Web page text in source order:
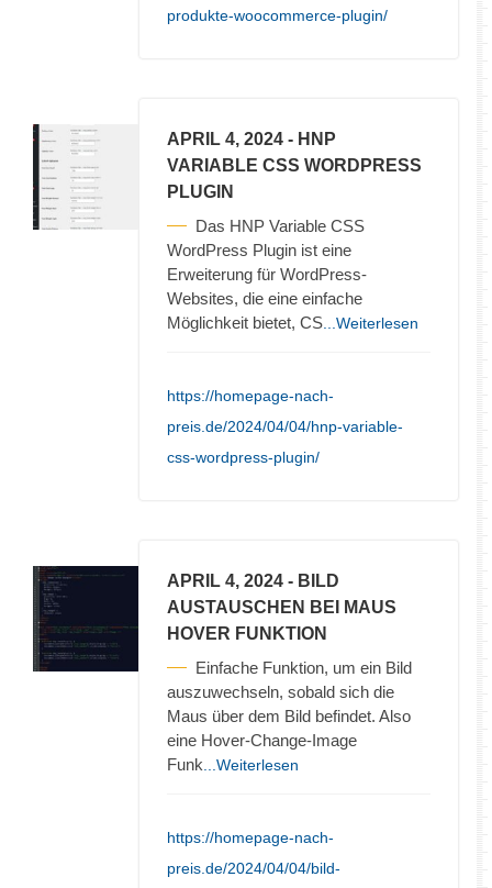
produkte-woocommerce-plugin/
APRIL 4, 2024 - HNP
VARIABLE CSS WORDPRESS
PLUGIN
Das HNP Variable CSS
WordPress Plugin ist eine
Erweiterung für WordPress-
Websites, die eine einfache
Möglichkeit bietet, CS ...Weiterlesen
https://homepage-nach-
preis.de/2024/04/04/hnp-variable-
css-wordpress-plugin/
APRIL 4, 2024 - BILD
AUSTAUSCHEN BEI MAUS
HOVER FUNKTION
Einfache Funktion, um ein Bild
auszuwechseln, sobald sich die
Maus über dem Bild befindet. Also
eine Hover-Change-Image
Funk ...Weiterlesen
https://homepage-nach-
preis.de/2024/04/04/bild-